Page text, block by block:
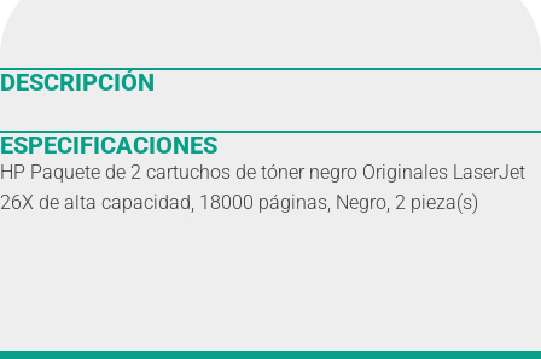
DESCRIPCIÓN
ESPECIFICACIONES
HP Paquete de 2 cartuchos de tóner negro Originales LaserJet
26X de alta capacidad, 18000 páginas, Negro, 2 pieza(s)